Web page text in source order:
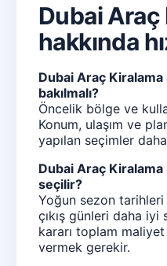
Dubai Araç
hakkında
Dubai Araç Kiralama
bakılmalı?
Öncelik bölge ve
Konum, ulaşım ve
yapılan seçimler
Dubai Araç Kiralama
seçilir?
Yoğun sezon
çıkış günleri daha
kararı toplam
vermek gerekir.